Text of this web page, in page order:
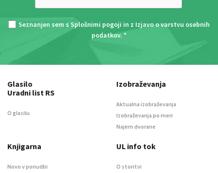
Seznanjen sem s Splošnimi pogoji in z Izjavo o varstvu osebnih
podatkov. *
Glasilo
Uradni list RS
O glasilu
Izobraževanja
Aktualna izobraževanja
Izobraževanja po meri
Najem dvorane
Knjigarna
Novo v ponudbi
UL info tok
O storitvi